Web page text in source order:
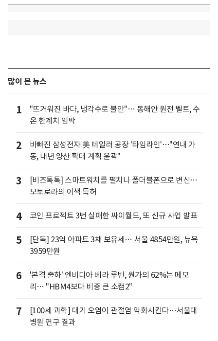
많이 본 뉴스
1
"뜨거워진 바다, 냉각수로 불안"… 동해안 원전 벨트, 수
온 한계치 임박
2
바빠진 삼성전자 美 테일러 공장 '타임라인'…"연내 가
동, 내년 양산 확대 계획 윤곽"
3
[비즈톡톡] 스마트워치를 펼치니 폴더블폰으로 변신…
모토로라의 이색 특허
4 코인 프로젝트 3번 실패한 싸이월드, 또 신규 사업 발표
5
[단독] 23억 아파트 3채 보유세… 서울 4854만원, 뉴욕
3959만원
6
'본격 출하' 엔비디아 베라 루빈, 원가의 62%는 메모
리… "HBM4보다 비중 큰 소캠2"
7
[100세 과학] 대기 오염이 관절염 악화시킨다…서울대
병원 연구 결과